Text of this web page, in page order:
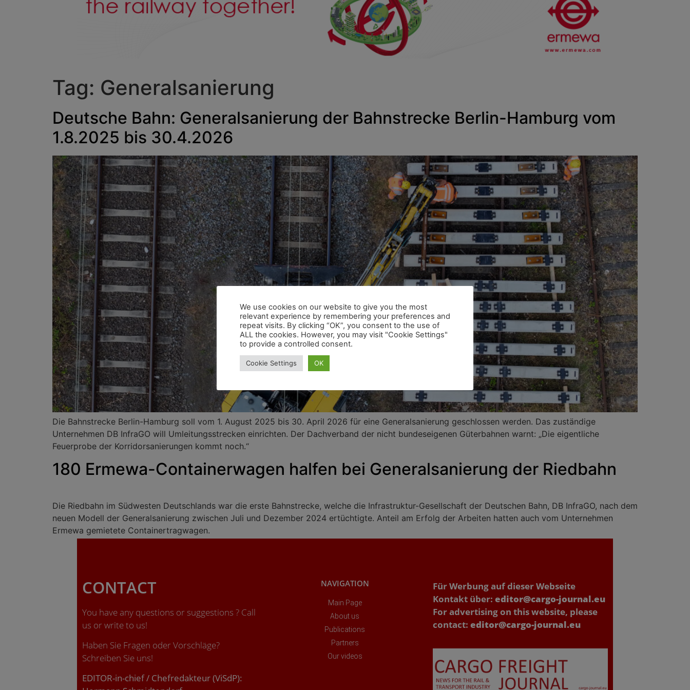
Tag: Generalsanierung
Deutsche Bahn: Generalsanierung der Bahnstrecke Berlin-Hamburg vom
1.8.2025 bis 30.4.2026
Die Bahnstrecke Berlin-Hamburg soll vom 1. August 2025 bis 30. April 2026 für eine Generalsanierung geschlossen werden. Das zuständige
Unternehmen DB InfraGO will Umleitungsstrecken einrichten. Der Dachverband der nicht bundeseigenen Güterbahnen warnt: „Die eigentliche
Feuerprobe der Korridorsanierungen kommt noch.“
180 Ermewa-Containerwagen halfen bei Generalsanierung der Riedbahn
Die Riedbahn im Südwesten Deutschlands war die erste Bahnstrecke, welche die Infrastruktur-Gesellschaft der Deutschen Bahn, DB InfraGO, nach dem
neuen Modell der Generalsanierung zwischen Juli und Dezember 2024 ertüchtigte. Anteil am Erfolg der Arbeiten hatten auch vom Unternehmen
Ermewa gemietete Containertragwagen.
CONTACT
You have any questions or suggestions ? Call
us or write to us!
Haben Sie Fragen oder Vorschläge?
Schreiben Sie uns!
EDITOR-in-chief / Chefredakteur (ViSdP):
NAVIGATION
Main Page
About us
Publications
Partners
Our videos
Für Werbung auf dieser Webseite
Kontakt über: editor@cargo-journal.eu
For advertising on this website, please
contact: editor@cargo-journal.eu
We use cookies on our website to give you the most
relevant experience by remembering your preferences and
repeat visits. By clicking “OK”, you consent to the use of
ALL the cookies. However, you may visit "Cookie Settings"
to provide a controlled consent.
Cookie Settings OK